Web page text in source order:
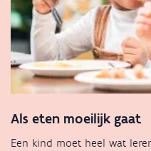
Als eten moeilijk gaat
Een kind moet heel wat